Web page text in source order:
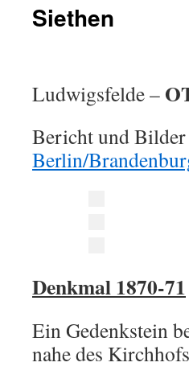
Siethen
Ludwigsfelde –
Bericht und
Berlin/
Denkmal 1870-71
Ein Gedenkstein
nahe des